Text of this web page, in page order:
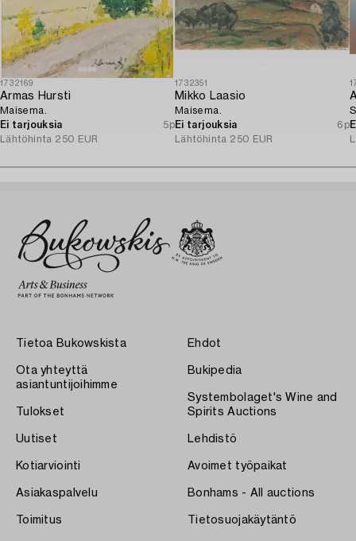
1732169
Armas Hursti
Maisema.
Ei tarjouksia
5p
Lähtöhinta 250 EUR
1732351
Mikko Laasio
Maisema.
Ei tarjouksia
6p
Lähtöhinta 250 EUR
Tietoa Bukowskista
Ota yhteyttä
asiantuntijoihimme
Tulokset
Uutiset
Kotiarviointi
Asiakaspalvelu
Toimitus
Ehdot
Bukipedia
Systembolaget's Wine and
Spirits Auctions
Lehdistö
Avoimet työpaikat
Bonhams - All auctions
Tietosuojakäytäntö